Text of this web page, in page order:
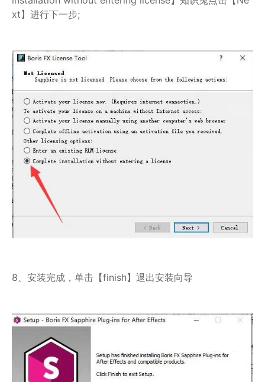
xt】进行下一步;
8、安装完成，单击【finish】退出安装向导